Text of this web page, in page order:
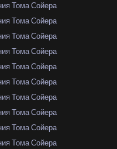
Тома Сойера
Тома Сойера
Тома Сойера
Тома Сойера
Тома Сойера
Тома Сойера
Тома Сойера
Тома Сойера
Тома Сойера
Тома Сойера